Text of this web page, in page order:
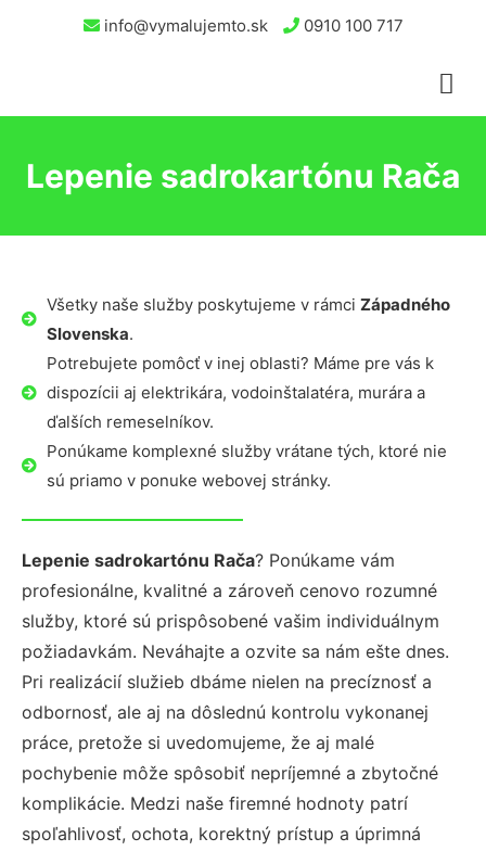
info@vymalujemto.sk 0910 100 717
Lepenie sadrokartónu Rača
Všetky naše služby poskytujeme v rámci Západného
Slovenska.
Potrebujete pomôcť v inej oblasti? Máme pre vás k
dispozícii aj elektrikára, vodoinštalatéra, murára a
ďalších remeselníkov.
Ponúkame komplexné služby vrátane tých, ktoré nie
sú priamo v ponuke webovej stránky.
Lepenie sadrokartónu Rača? Ponúkame vám
profesionálne, kvalitné a zároveň cenovo rozumné
služby, ktoré sú prispôsobené vašim individuálnym
požiadavkám. Neváhajte a ozvite sa nám ešte dnes.
Pri realizácií služieb dbáme nielen na precíznosť a
odbornosť, ale aj na dôslednú kontrolu vykonanej
práce, pretože si uvedomujeme, že aj malé
pochybenie môže spôsobiť nepríjemné a zbytočné
komplikácie. Medzi naše firemné hodnoty patrí
spoľahlivosť, ochota, korektný prístup a úprimná